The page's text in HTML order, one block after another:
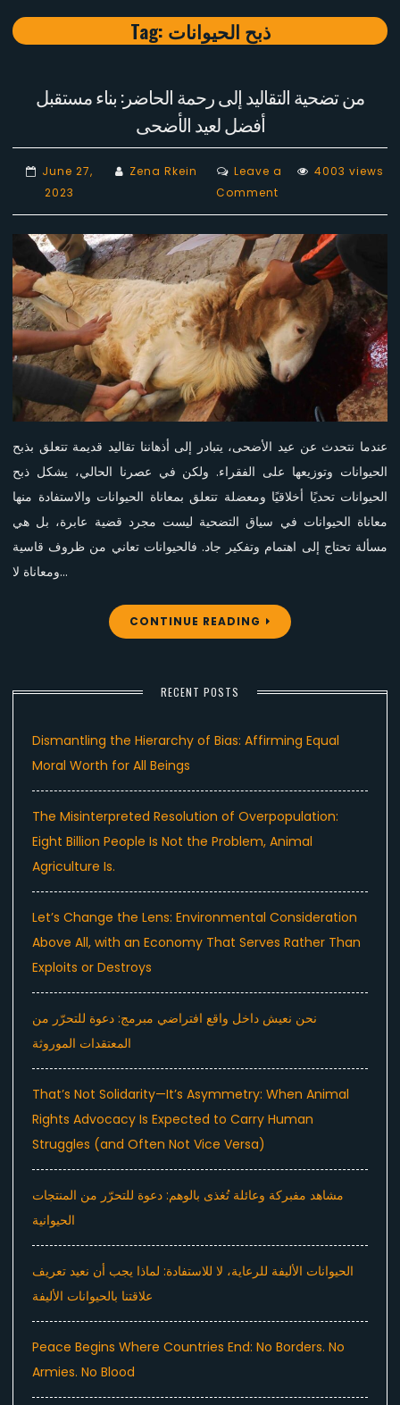
Tag: ذبح الحيوانات
من تضحية التقاليد إلى رحمة الحاضر: بناء مستقبل
أفضل لعيد الأضحى
June 27,
2023
Zena Rkein
Leave a
Commenton
من
تضحية
التقاليد
إلى
رحمة
الحاضر:
بناء
مستقبل
أفضل لعيد الأضحى
4003 views
عندما نتحدث عن عيد الأضحى، يتبادر إلى أذهاننا تقاليد قديمة تتعلق بذبح
الحيوانات وتوزيعها على الفقراء. ولكن في عصرنا الحالي، يشكل ذبح
الحيوانات تحديًا أخلاقيًا ومعضلة تتعلق بمعاناة الحيوانات والاستفادة منها
معاناة الحيوانات في سياق التضحية ليست مجرد قضية عابرة، بل هي
مسألة تحتاج إلى اهتمام وتفكير جاد. فالحيوانات تعاني من ظروف قاسية
ومعاناة لا…
CONTINUE READING
RECENT POSTS
Dismantling the Hierarchy of Bias: Affirming Equal
Moral Worth for All Beings
The Misinterpreted Resolution of Overpopulation:
Eight Billion People Is Not the Problem, Animal
Agriculture Is.
Let’s Change the Lens: Environmental Consideration
Above All, with an Economy That Serves Rather Than
Exploits or Destroys
نحن نعيش داخل واقع افتراضي مبرمج: دعوة للتحرّر من
المعتقدات الموروثة
That’s Not Solidarity—It’s Asymmetry: When Animal
Rights Advocacy Is Expected to Carry Human
Struggles (and Often Not Vice Versa)
مشاهد مفبركة وعائلة تُغذى بالوهم: دعوة للتحرّر من المنتجات
الحيوانية
الحيوانات الأليفة للرعاية، لا للاستفادة: لماذا يجب أن نعيد تعريف
علاقتنا بالحيوانات الأليفة
Peace Begins Where Countries End: No Borders. No
Armies. No Blood